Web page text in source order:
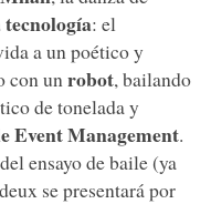
tecnología: el
a un poético y
con un robot, bailando
de tonelada y
Event Management.
ensayo de baile (ya
se presentará por